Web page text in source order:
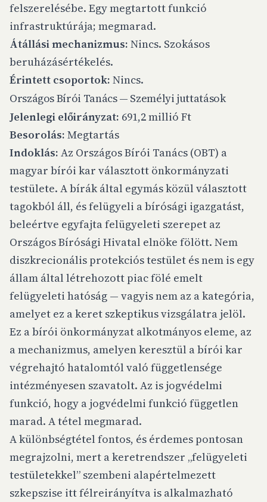
felszerelésébe. Egy megtartott funkció
infrastruktúrája; megmarad.
Átállási mechanizmus: Nincs. Szokásos
beruházásértékelés.
Érintett csoportok: Nincs.
Országos Bírói Tanács — Személyi juttatások
Jelenlegi előirányzat: 691,2 millió Ft
Besorolás: Megtartás
Indoklás: Az Országos Bírói Tanács (OBT) a
magyar bírói kar választott önkormányzati
testülete. A bírák által egymás közül választott
tagokból áll, és felügyeli a bírósági igazgatást,
beleértve egyfajta felügyeleti szerepet az
Országos Bírósági Hivatal elnöke fölött. Nem
diszkrecionális protekciós testület és nem is egy
állam által létrehozott piac fölé emelt
felügyeleti hatóság — vagyis nem az a kategória,
amelyet ez a keret szkeptikus vizsgálatra jelöl.
Ez a bírói önkormányzat alkotmányos eleme, az
a mechanizmus, amelyen keresztül a bírói kar
végrehajtó hatalomtól való függetlensége
intézményesen szavatolt. Az is jogvédelmi
funkció, hogy a jogvédelmi funkció független
marad. A tétel megmarad.
A különbségtétel fontos, és érdemes pontosan
megrajzolni, mert a keretrendszer „felügyeleti
testületekkel” szembeni alapértelmezett
szkepszise itt félreirányítva is alkalmazható